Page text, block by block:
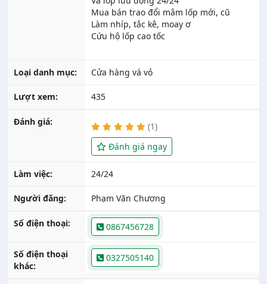
Mua bán trao đổi mâm lốp mới, cũ
Làm nhíp, tắc kê, moay ơ
Cứu hộ lốp cao tốc
Loại danh mục: Cửa hàng vá vỏ
Lượt xem: 435
Đánh giá:
(1)
Đánh giá ngay
Làm việc: 24/24
Người đăng: Phạm Văn Chương
Số điện thoại: 0867456728
Số điện thoại
khác:
0327505140